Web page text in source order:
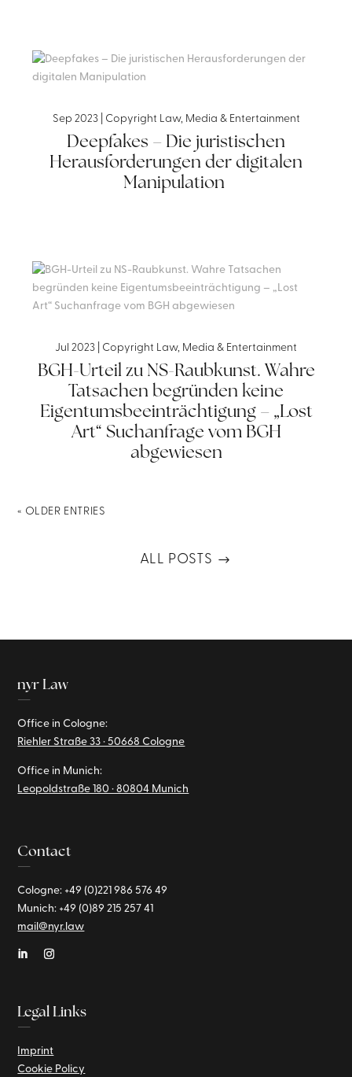
Deepfakes – Die juristischen
Herausforderungen der digitalen
Manipulation
Sep 2023| Copyright Law, Media & Entertainment
BGH-Urteil zu NS-Raubkunst. Wahre
Tatsachen begründen keine
Eigentumsbeeinträchtigung – „Lost
Art“ Suchanfrage vom BGH
abgewiesen
Jul 2023 Copyright Law, Media & Entertainment
« OLDER ENTRIES
ALL POSTS
nyr Law
—
Office in Cologne:
Riehler Straße 33 · 50668 Cologne
Office in Munich:
Leopoldstraße 180 · 80804 Munich
Contact
—
Cologne: +49 (0)221986 576 49
Munich: +49 (0)89 215 257 41
mail@nyr.law
Legal Links
—
Imprint
Cookie Policy